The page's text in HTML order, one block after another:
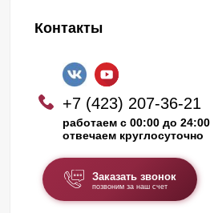
Контакты
+7 (423) 207-36-21
работаем с 00:00 до 24:00
отвечаем круглосуточно
Заказать звонок
позвоним за наш счет